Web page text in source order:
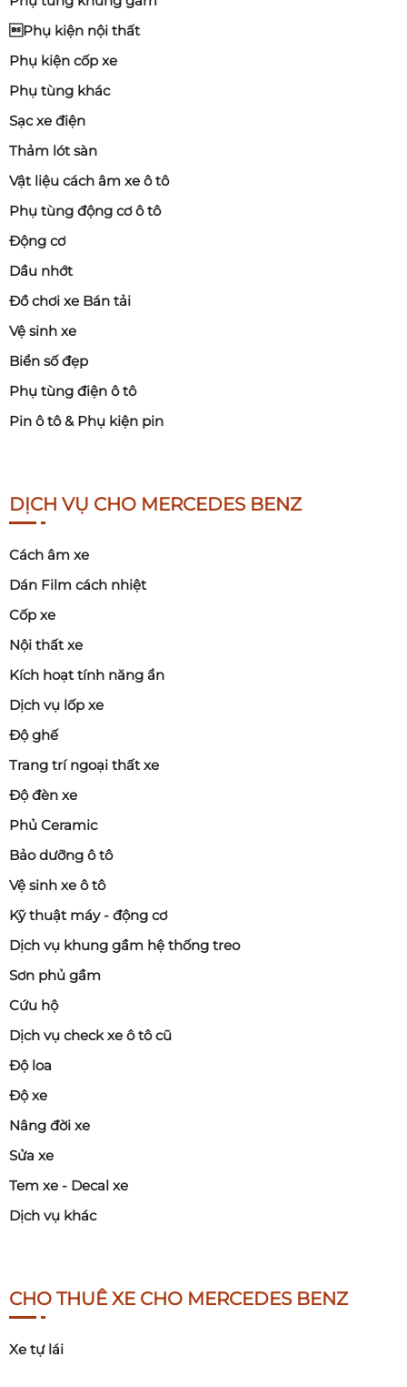
Phụ kiện nội thất
Phụ kiện cốp xe
Phụ tùng khác
Sạc xe điện
Thảm lót sàn
Vật liệu cách âm xe ô tô
Phụ tùng động cơ ô tô
Động cơ
Dầu nhớt
Đồ chơi xe Bán tải
Vệ sinh xe
Biển số đẹp
Phụ tùng điện ô tô
Pin ô tô & Phụ kiện pin
DỊCH VỤ CHO MERCEDES BENZ
Cách âm xe
Dán Film cách nhiệt
Cốp xe
Nội thất xe
Kích hoạt tính năng ẩn
Dịch vụ lốp xe
Độ ghế
Trang trí ngoại thất xe
Độ đèn xe
Phủ Ceramic
Bảo dưỡng ô tô
Vệ sinh xe ô tô
Kỹ thuật máy - động cơ
Dịch vụ khung gầm hệ thống treo
Sơn phủ gầm
Cứu hộ
Dịch vụ check xe ô tô cũ
Độ loa
Độ xe
Nâng đời xe
Sửa xe
Tem xe - Decal xe
Dịch vụ khác
CHO THUÊ XE CHO MERCEDES BENZ
Xe tự lái